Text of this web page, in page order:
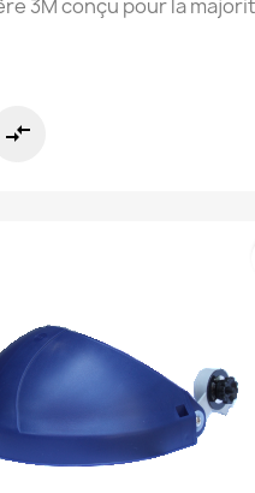
3M conçu pour la
compare_arrows